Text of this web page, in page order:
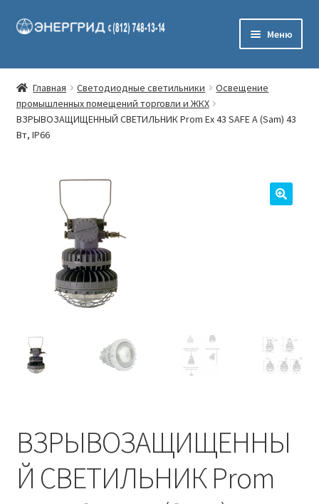
Перейти
Перейти
Меню
Главная
Задать вопрос
Каталог товаров
Изделия для прокладки кабеля
Щитовое оборудование
Электроустановочные изделия
Контакты
Личный кабинет
О компании
Обратная связь
Главная Светодиодные светильники
Освещение
промышленных помещений торговли и ЖКХ
ВЗРЫВОЗАЩИЩЕННЫЙ СВЕТИЛЬНИК Prom Ex 43 SAFE A (Sam) 43
Вт, IP66
ВЗРЫВОЗАЩИЩЕННЫ
Й СВЕТИЛЬНИК Prom